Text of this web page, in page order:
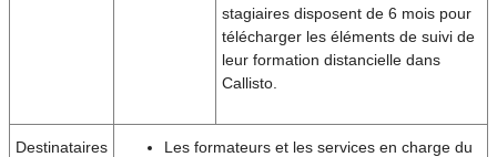
stagiaires disposent de 6 mois pour
télécharger les éléments de suivi de
leur formation distancielle dans
Callisto.
Destinataires
Les formateurs et les services en charge du